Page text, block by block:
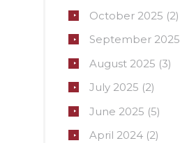
October 2025 (2)
September 2025
August 2025 (3)
July 2025 (2)
June 2025 (5)
April 2024 (2)